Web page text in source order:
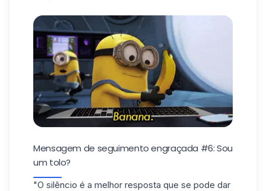
Mensagem de seguimento engraçada #6: Sou
um tolo?
"O silêncio é a melhor resposta que se pode dar